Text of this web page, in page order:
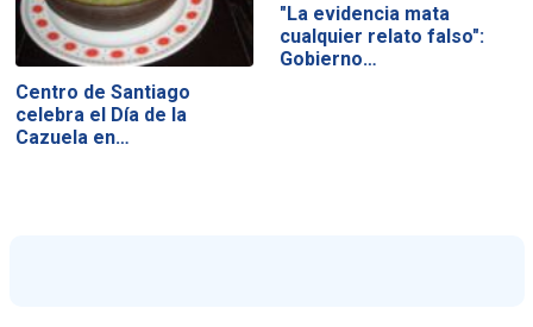
Centro de Santiago
celebra el Día de la
Cazuela en…
"La evidencia mata
cualquier relato falso":
Gobierno…